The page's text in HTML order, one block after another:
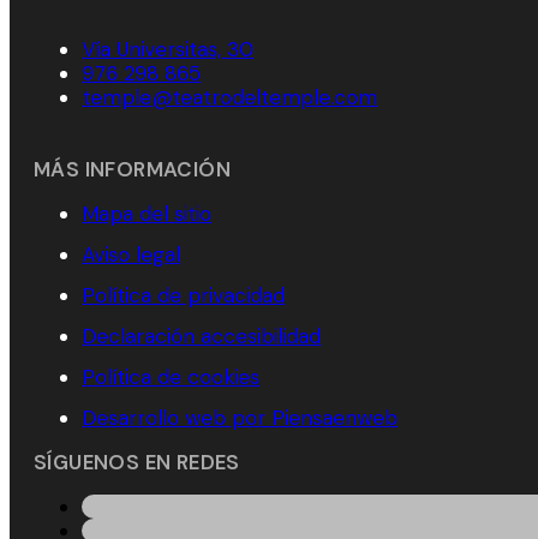
Vía Universitas, 30
976 298 865
temple@teatrodeltemple.com
MÁS INFORMACIÓN
Mapa del sitio
Aviso legal
Política de privacidad
Declaración accesibilidad
Política de cookies
Desarrollo web por Piensaenweb
SÍGUENOS EN REDES